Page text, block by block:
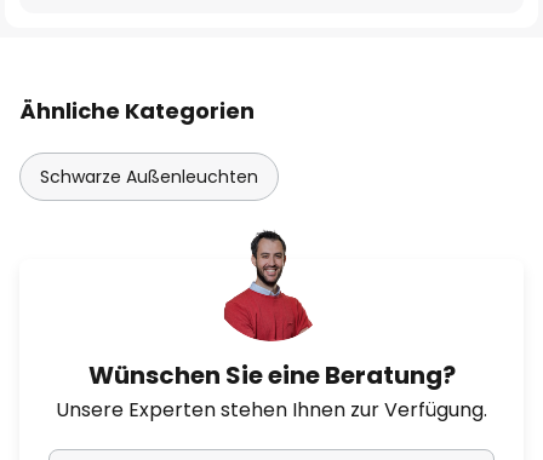
Ähnliche Kategorien
Schwarze Außenleuchten
Wünschen Sie eine Beratung?
Unsere Experten stehen Ihnen zur Verfügung.